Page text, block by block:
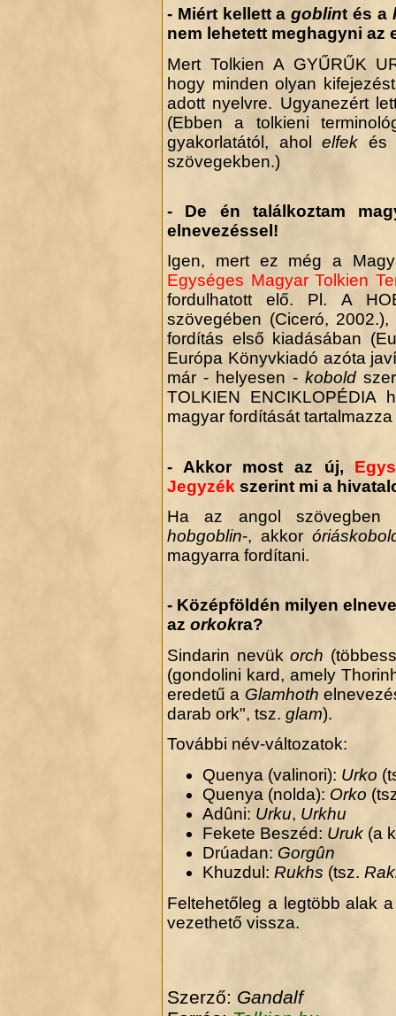
- Miért kellett agoblint és a
nem lehetett meghagyni az
Mert Tolkien A GYŰRŰK
hogy minden olyan
adott nyelvre. Ugyanezért
(Ebben a tolkieni
gyakorlatától, ahol elfek és
szövegekben.)
- De én találkoztam
elnevezéssel!
Igen, mert ez még a
Egységes Magyar Tolkien
fordulhatott elő. Pl. A
szövegében (Ciceró,
fordítás első kiadásában
Európa Könyvkiadó azóta
már - helyesen - kobold
TOLKIEN
magyar fordítását
- Akkor most az új,
Jegyzék szerint mi a
Ha az angol szövegben
hobgoblin-, akkor
magyarra fordítani.
- Középföldén milyen
az orkokra?
Sindarin nevükorch
(gondolini kard, amely
eredetű a Glamhoth
darab ork", tsz. glam).
További név-változatok:
Quenya (valinori): Urko
Quenya (nolda): Orko
Adûni: Urku, Urkhu
Fekete Beszéd: Uruk (a
Drúadan: Gorgûn
Khuzdul: Rukhs (tsz.
Feltehetőleg a legtöbb alak
vezethető vissza.
Szerző: Gandalf